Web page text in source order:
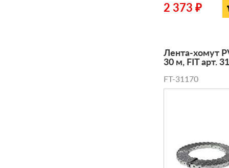
2 373 ₽
Лента-хомут
30 м, FIT арт.
FT-31170